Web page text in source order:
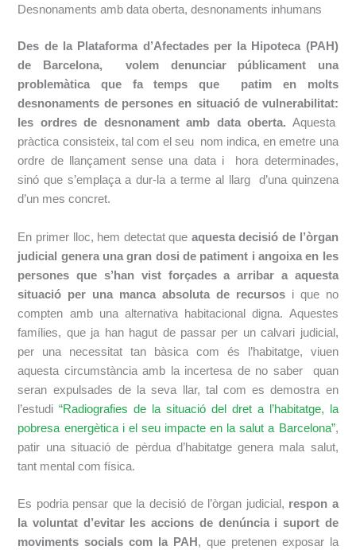
Desnonaments amb data oberta, desnonaments inhumans
Des de la Plataforma d’Afectades per la Hipoteca (PAH)
de Barcelona,
volem denunciar públicament una
problemàtica que fa temps que patim en molts
desnonaments de persones en situació de vulnerabilitat:
les ordres de desnonament amb data oberta. Aquesta
pràctica consisteix, tal com el seu nom indica, en emetre una
ordre de llançament sense una data i hora determinades,
sinó que s’emplaça a dur-la a terme al llarg d’una quinzena
d’un mes concret.
En primer lloc, hem detectat que aquesta decisió de l’òrgan
judicial genera una gran dosi de patiment i angoixa en les
persones que s’han vist forçades a arribar a aquesta
situació per una manca absoluta de recursosi que no
compten amb una alternativa habitacional digna. Aquestes
famílies, que ja han hagut de passar per un calvari judicial,
per una necessitat tan bàsica com és l’habitatge, viuen
aquesta circumstància amb la incertesa de no saber quan
seran expulsades de la seva llar, tal com es demostra en
l’estudi“Radiografies de la situació del dret a l’habitatge, la
pobresa energètica i el seu impacte en la salut a Barcelona”,
patir una situació de pèrdua d’habitatge genera mala salut,
tant mental com física.
Es podria pensar que la decisió de l’òrgan judicial, respon a
la voluntat d’evitar les accions de denúncia i suport de
moviments socials com la PAH , que pretenen exposar la